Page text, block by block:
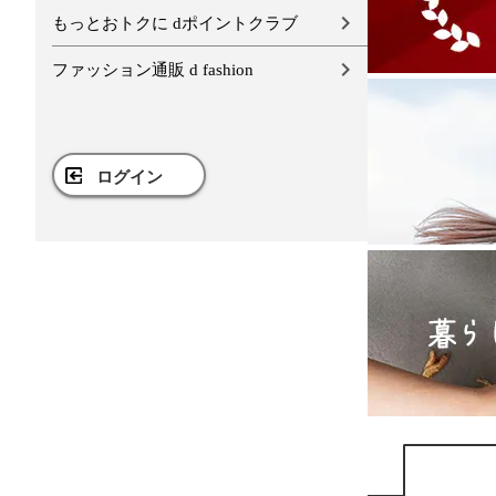
もっとおトクに dポイントクラブ
ファッション通販 d fashion
ログイン